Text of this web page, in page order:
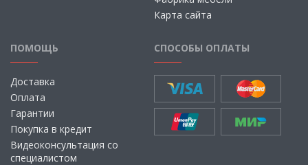
Карта сайта
ПОМОЩЬ
Доставка
Оплата
Гарантии
Покупка в кредит
Видеоконсультация со
специалистом
СПОСОБЫ ОПЛАТЫ